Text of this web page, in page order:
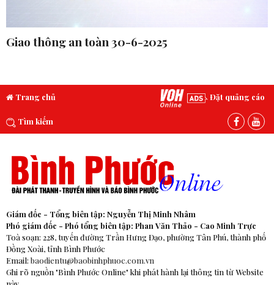
Giao thông an toàn 30-6-2025
Trang chủ Đặt quảng cáo
Tìm kiếm
Giám đốc - Tổng biên tập: Nguyễn Thị Minh Nhâm
Phó giám đốc - Phó tổng biên tập: Phan Văn Thảo - Cao Minh Trực
Toà soạn: 228, tuyến đường Trần Hưng Đạo, phường Tân Phú, thành phố
Đồng Xoài, tỉnh Bình Phước
Email: baodientu@baobinhphuoc.com.vn
Ghi rõ nguồn "Bình Phước Online" khi phát hành lại thông tin từ Website